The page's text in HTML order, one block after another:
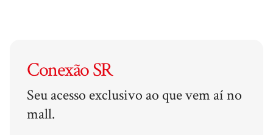
Conexão SR
Seu acesso exclusivo ao que vem aí no
mall.